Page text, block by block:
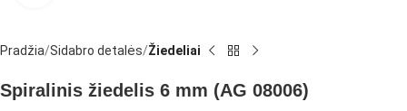
Pradžia Sidabro detalės Žiedeliai
Spiralinis žiedelis 6 mm (AG 08006)